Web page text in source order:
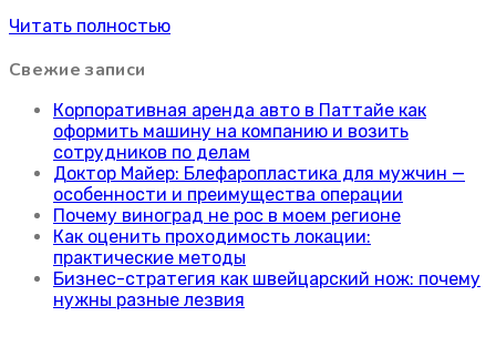
Читать полностью
Свежие записи
Корпоративная аренда авто в Паттайе как
оформить машину на компанию и возить
сотрудников по делам
Доктор Майер: Блефаропластика для мужчин —
особенности и преимущества операции
Почему виноград не рос в моем регионе
Как оценить проходимость локации:
практические методы
Бизнес-стратегия как швейцарский нож: почему
нужны разные лезвия